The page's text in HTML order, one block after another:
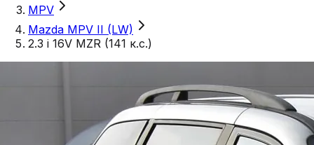
MPV
Mazda MPV II (LW)
2.3 i 16V MZR (141 к.с.)